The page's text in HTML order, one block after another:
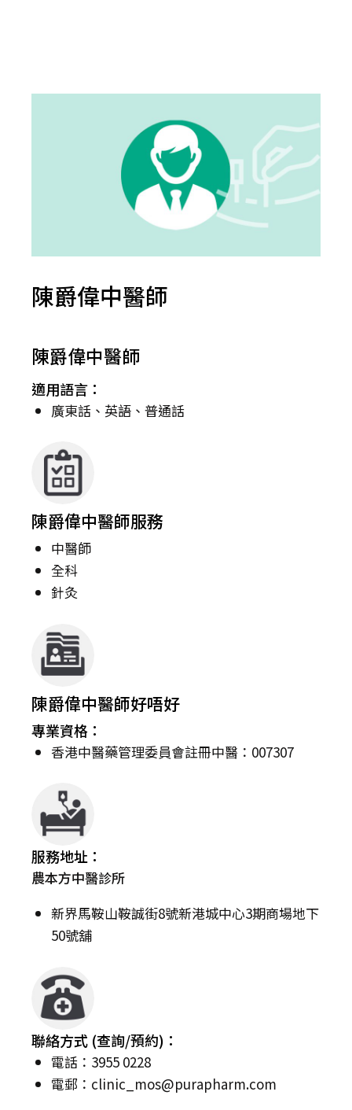
陳爵偉中醫師
陳爵偉中醫師
適用語言：
廣東話、英語、普通話
陳爵偉中醫師服務
中醫師
全科
針灸
陳爵偉中醫師好唔好
專業資格：
香港中醫藥管理委員會註冊中醫：007307
服務地址：
農本方中醫診所
新界馬鞍山鞍誠街8號新港城中心3期商場地下
50號舖
聯絡方式 (查詢/預約)：
電話：3955 0228
電郵： clinic_mos@purapharm.com